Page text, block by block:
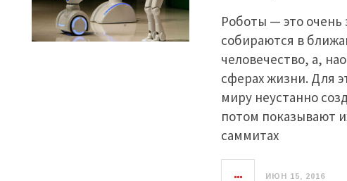
Роботы — это очень
собираются в
человечество, а,
сферах жизни. Для
миру неустанно
потом показывают
саммитах
ИЮН 15, 2016